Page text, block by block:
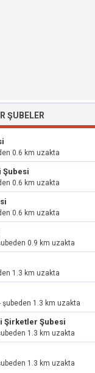
ŞUBELER
0.6 km uzakta
0.6 km uzakta
0.6 km uzakta
0.9 km uzakta
1.3 km uzakta
şubeden 1.3 km uzakta
Şirketler Şubesi
1.3 km uzakta
1.3 km uzakta